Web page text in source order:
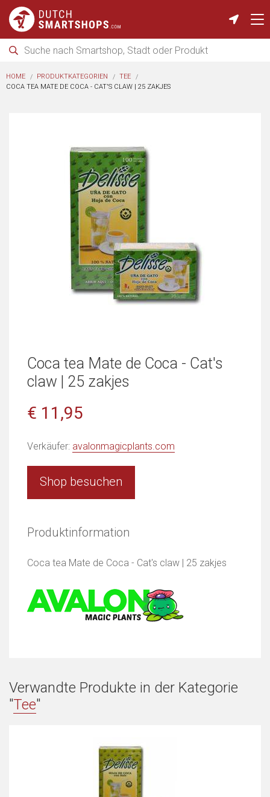
HOME PRODUKTKATEGORIEN
TEE
COCA TEA MATE DE COCA - CAT'S CLAW | 25 ZAKJES
Coca tea Mate de Coca - Cat's
claw | 25 zakjes
€ 11,95
Verkäufer: avalonmagicplants.com
Shop besuchen
Produktinformation
Coca tea Mate de Coca - Cat's claw | 25 zakjes
Verwandte Produkte in der Kategorie
"Tee"